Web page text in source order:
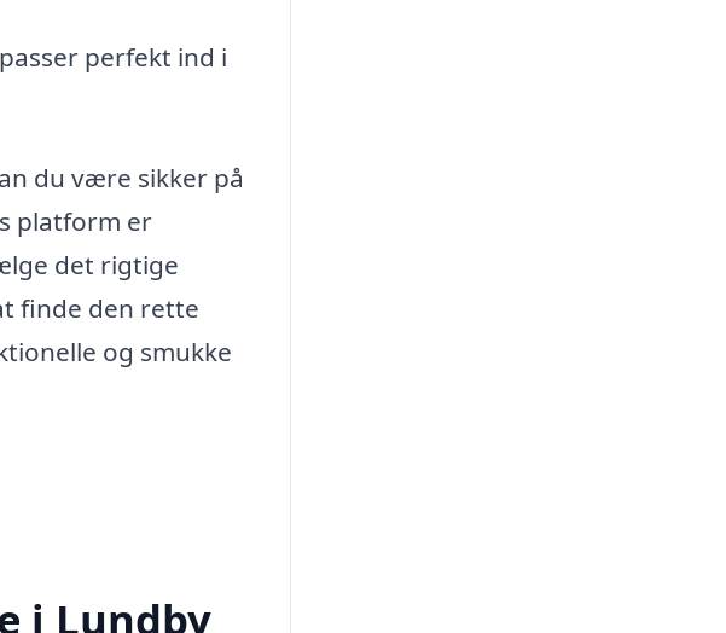
perfekt ind i
du være sikker på
platform er
det rigtige
finde den rette
og smukke
i Lundby